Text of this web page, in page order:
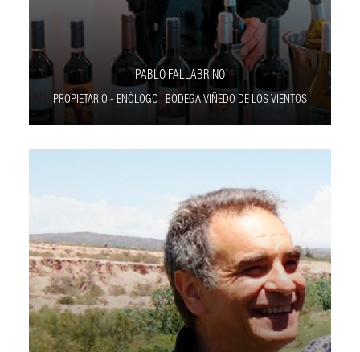
PABLO FALLABRINO
PROPIETARIO - ENÓLOGO | BODEGA VIÑEDO DE LOS VIENTOS